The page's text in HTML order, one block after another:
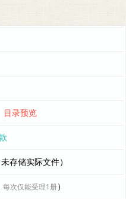
目录预览
存储实际文件）
每次仅能受理1册）